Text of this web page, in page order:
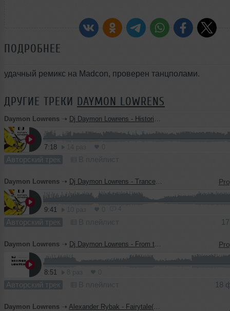
ПОДРОБНЕЕ
удачный ремикс на Madcon, проверен танцполами.
ДРУГИЕ ТРЕКИ DAYMON LOWRENS
Daymon Lowrens ➝ Dj Daymon Lowrens - Historia de' amor(original mix)
7:18
Авторский трек
Daymon Lowrens ➝ Dj Daymon Lowrens - Trance Movement-2010(original mix)
9:41
Авторский трек
Daymon Lowrens ➝ Dj Daymon Lowrens - From the bottom of one's heart(original mix) .mp3
8:51
Авторский трек 18
Daymon Lowrens ➝ Alexander Rybak - Fairytale(Dj Daymon Lowrens remix)